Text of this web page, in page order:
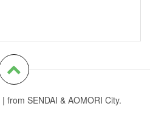
| from SENDAI & AOMORI City.